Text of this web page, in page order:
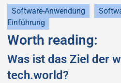
Software-Anwendung
Einführung
Worth reading:
Was ist das Ziel der
tech.world?